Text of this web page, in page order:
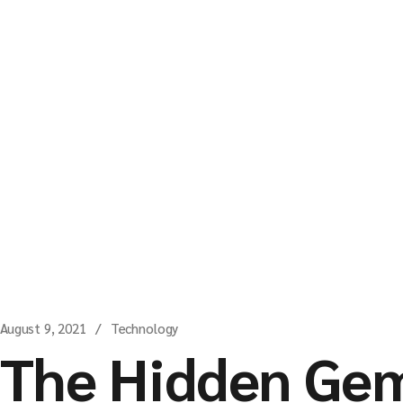
August 9, 2021 Technology
The Hidden